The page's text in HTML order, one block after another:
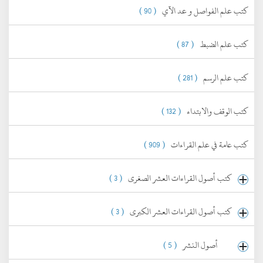
كتب علم الفواصل و عد الآي ( 90 )
كتب علم الضبط ( 87 )
كتب علم الرسم ( 281 )
كتب الوقف والابتداء ( 132 )
كتب عامة في علم القراءات ( 909 )
كتب أصول القراءات العشر الصغرى ( 3 )
كتب أصول القراءات العشر الكبرى ( 3 )
أصول النشر ( 5 )